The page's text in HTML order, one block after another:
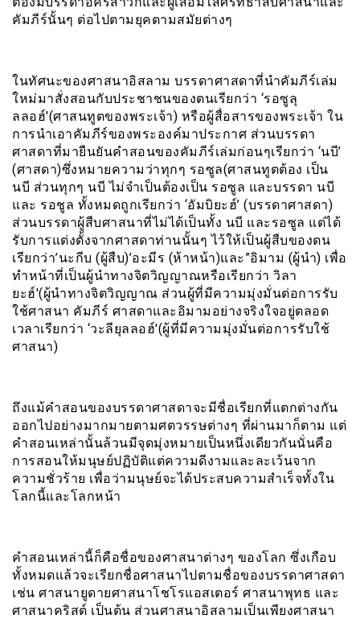
คัมภีร์นั้นๆ ต่อไปตามยุคตามสมัยต่างๆ
ในทัศนะของศาสนาอิสลาม บรรดาศาสดาที่นำคัมภีร์เล่ม
ใหม่มาสั่งสอนกับประชาชนของตนเรียกว่า ‘รอซูลุ
ลลอฮ์'(ศาสนทูตของพระเจ้า) หรือผู้สื่อสารของพระเจ้า ใน
การนำเอาคัมภีร์ของพระองค์มาประกาศ ส่วนบรรดา
ศาสดาที่มายืนยันคำสอนของคัมภีร์เล่มก่อนๆเรียกว่า ‘นบี’
(ศาสดา)ซึ่งหมายความว่าทุกๆ รอซูล(ศาสนทูตต้อง เป็น
นบี ส่วนทุกๆ นบี ไม่จำเป็นต้องเป็น รอซูล และบรรดา นบี
และ รอชูล ทั้งหมดถูกเรียกว่า ‘อัมบิยะฮ์’ (บรรดาศาสดา)
ส่วนบรรดาผู้สืบศาสนาที่ไม่ได้เป็นทั้ง นบี และรอซูล แต่ได้
รับการแต่งตั้งจากศาสดาท่านนั้นๆ ไว้ให้เป็นผู้สืบของตน
เรียกว่า’นะกีบ (ผู้สืบ)’อะมีร (ห้าหน้า)และ”อิมาม (ผู้นำ) เพื่อ
ทำหน้าที่เป็นผู้นำทางจิตวิญญาณหรือเรียกว่า วิลา
ยะฮ์'(ผู้นำทางจิตวิญญาณ ส่วนผู้ที่มีความมุ่งมั่นต่อการรับ
ใช้ศาสนา คัมภีร์ ศาสดาและอิมามอย่างจริงใจอยู่ตลอด
เวลาเรียกว่า ‘วะลียุลลอฮ์'(ผู้ที่มีความมุ่งมั่นต่อการรับใช้
ศาสนา)
ถึงแม้คำสอนของบรรดาศาสดาจะมีชื่อเรียกที่แตกต่างกัน
ออกไปอย่างมากมายตามศตวรรษต่างๆ ที่ผ่านมาก็ตาม แต่
คำสอนเหล่านั้นล้วนมีจุดมุ่งหมายเป็นหนึ่งเดียวกันนั่นคือ
การสอนให้มนุษย์ปฏิบัติแต่ความดีงามและละเว้นจาก
ความชั่วร้าย เพื่อว่ามนุษย์จะได้ประสบความสำเร็จทั้งใน
โลกนี้และโลกหน้า
คำสอนเหล่านี้ก็คือชื่อของศาสนาต่างๆ ของโลก ซึ่งเกือบ
ทั้งหมดแล้วจะเรียกชื่อศาสนาไปตามชื่อของบรรดาศาสดา
เช่น ศาสนายูดายศาสนาโชโรแอสเตอร์ ศาสนาพุทธ และ
ศาสนาคริสต์ เป็นต้น ส่วนศาสนาอิสลามเป็นเพียงศาสนา